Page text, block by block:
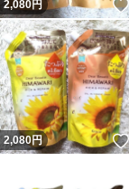
2,080円
2,080円